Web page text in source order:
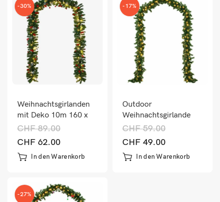
-30%
Weihnachtsgirlanden
mit Deko 10m 160 x
LED Lichterkette
CHF89.00
CHF 62.00
In den Warenkorb
-17%
Outdoor
Weihnachtsgirlande
5m 100x LED –
In/Outdoor
CHF59.00
CHF 49.00
In den Warenkorb
-27%